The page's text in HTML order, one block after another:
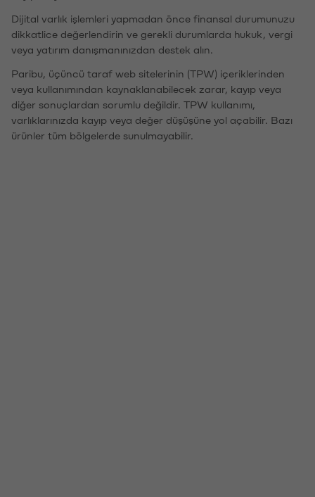
Dijital varlık işlemleri yapmadan önce finansal durumunuzu
dikkatlice değerlendirin ve gerekli durumlarda hukuk, vergi
veya yatırım danışmanınızdan destek alın.
Paribu, üçüncü taraf web sitelerinin (TPW) içeriklerinden
veya kullanımından kaynaklanabilecek zarar, kayıp veya
diğer sonuçlardan sorumlu değildir. TPW kullanımı,
varlıklarınızda kayıp veya değer düşüşüne yol açabilir. Bazı
ürünler tüm bölgelerde sunulmayabilir.